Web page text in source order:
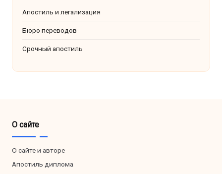
Апостиль и легализация
Бюро переводов
Срочный апостиль
О сайте
О сайте и авторе
Апостиль диплома